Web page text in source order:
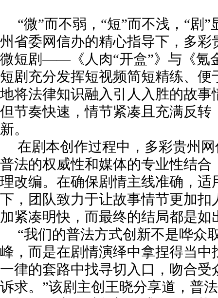
“微”而不弱，“短”而不浅，“剧
州省委网信办的精心指导下，多彩
微短剧——《人肉“开盒”》与《氪
短剧充分发挥短视频简短精练、便
地将法律知识融入引人入胜的故事
但节奏快速，情节紧凑且充满反转
新。
在剧本创作过程中，多彩贵州
普法的权威性和媒体的专业性结合
理改编。在确保剧情主线准确，适
下，团队致力于让故事情节更加扣
加紧凑明快，而最终的结局都是如
“我们的普法方式创新不是哗众
峰，而是在剧情演绎中拿捏得当中
一律的套路中找寻切入口，吻合受
诉求。”该剧主创王晓分享道，普